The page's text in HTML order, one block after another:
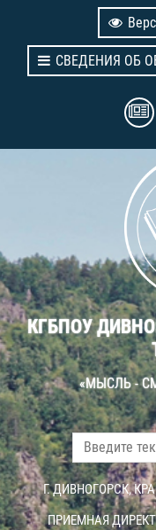
СВЕДЕНИЯ ОБ
КГБПОУ
«МЫСЛЬ -
Г. ДИВНОГОРСК,
ПРИЕМНАЯ